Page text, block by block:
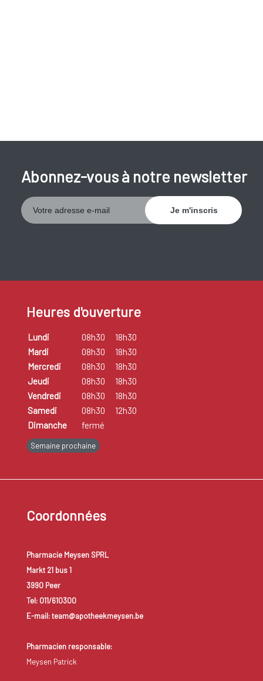
Abonnez-vous à notre newsletter
Heures d'ouverture
Lundi 08h30
18h30
Mardi
08h30
18h30
Mercredi
08h30
18h30
Jeudi
08h30
18h30
Vendredi
08h30
18h30
Samedi
08h30
12h30
Dimanche
fermé
Semaine prochaine
Coordonnées
Pharmacie Meysen SPRL
Markt 21 bus 1
3990 Peer
Tel: 011/610300
E-mail: team@apotheekmeysen.be
Pharmacien responsable:
Meysen Patrick